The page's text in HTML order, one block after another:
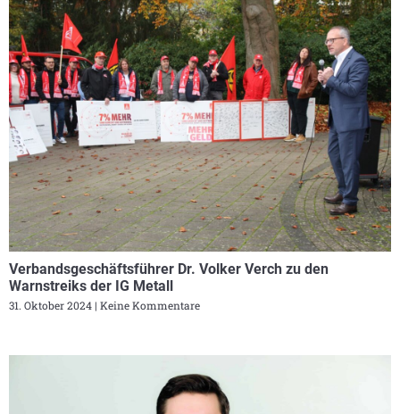
Verbandsgeschäftsführer Dr. Volker Verch zu den
Warnstreiks der IG Metall
31. Oktober 2024 Keine Kommentare